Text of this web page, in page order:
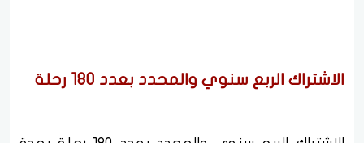
الاشتراك الربع سنوي والمحدد بعدد 180 رحلة